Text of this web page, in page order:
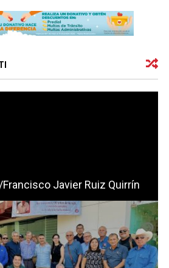
Javier Ruiz Quirrín